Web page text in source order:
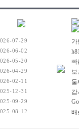
07-29
06-02
05-20
04-29
02-11
12-31
09-29
08-12
빠
감